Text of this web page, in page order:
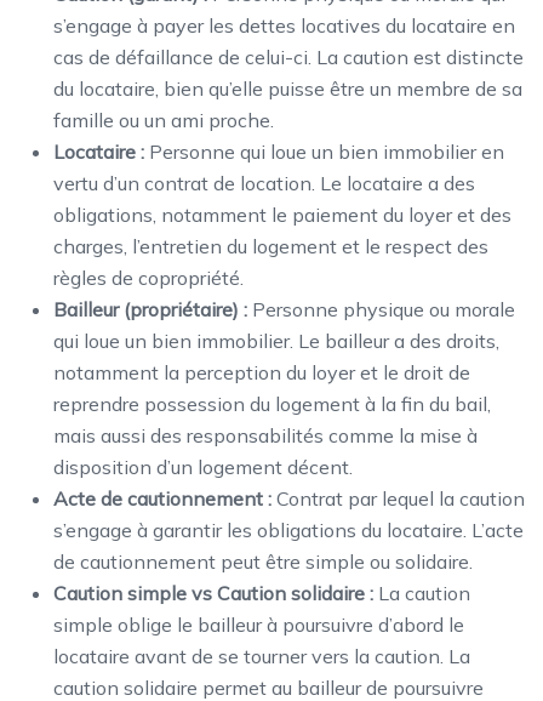
s’engage à payer les dettes locatives du locataire en
cas de défaillance de celui-ci. La caution est distincte
du locataire, bien qu’elle puisse être un membre de sa
famille ou un ami proche.
Locataire : Personne qui loue un bien immobilier en
vertu d’un contrat de location. Le locataire a des
obligations, notamment le paiement du loyer et des
charges, l’entretien du logement et le respect des
règles de copropriété.
Bailleur (propriétaire) : Personne physique ou morale
qui loue un bien immobilier. Le bailleur a des droits,
notamment la perception du loyer et le droit de
reprendre possession du logement à la fin du bail,
mais aussi des responsabilités comme la mise à
disposition d’un logement décent.
Acte de cautionnement : Contrat par lequel la caution
s’engage à garantir les obligations du locataire. L’acte
de cautionnement peut être simple ou solidaire.
Caution simple vs Caution solidaire : La caution
simple oblige le bailleur à poursuivre d’abord le
locataire avant de se tourner vers la caution. La
caution solidaire permet au bailleur de poursuivre